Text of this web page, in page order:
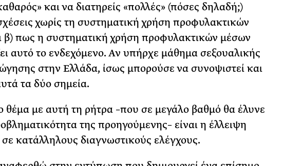
και να διατηρείς «πολλές» (πόσες δηλαδή;)
χωρίς τη συστηματική χρήση προφυλακτικών
β) πως η συστηματική χρήση προφυλακτικών μέσων
αυτό το ενδεχόμενο. Αν υπήρχε μάθημα σεξουαλικής
στην Ελλάδα, ίσως μπορούσε να συνοψιστεί και
τα δύο σημεία.
θέμα με αυτή τη ρήτρα –που σε μεγάλο βαθμό θα έλυνε
της προηγούμενης– είναι η έλλειψη
κατάλληλους διαγνωστικούς ελέγχους.